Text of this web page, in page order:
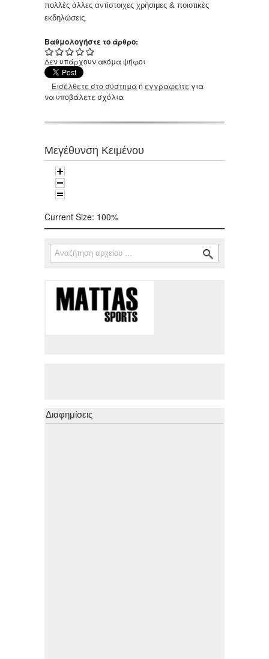
πολλές άλλες αντίστοιχες χρήσιμες & ποιοτικές
εκδηλώσεις.
Βαθμολογήστε το άρθρο:
Δεν υπάρχουν ακόμα ψήφοι
Εισέλθετε στο σύστημαή εγγραφείτε για
να υποβάλετε σχόλια
Μεγέθυνση Κειμένου
Current Size: 100%
Φόρμα αναζήτησης
Αναζήτηση
Διαφημίσεις